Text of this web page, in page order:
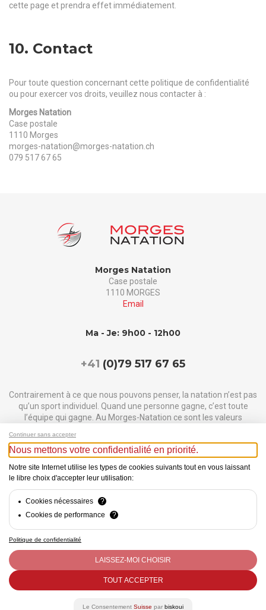
cette page et prendra effet immédiatement.
10. Contact
Pour toute question concernant cette politique de confidentialité
ou pour exercer vos droits, veuillez nous contacter à :
Morges Natation
Case postale
1110 Morges
morges-natation@morges-natation.ch
079 517 67 65
Morges Natation
Case postale
1110 MORGES
Email
Ma - Je: 9h00 - 12h00
+41 (0)79 517 67 65
Contrairement à ce que nous pouvons penser, la natation n’est pas
qu’un sport individuel. Quand une personne gagne, c’est toute
l’équipe qui gagne. Au Morges-Natation ce sont les valeurs
essayons d’inculquer à tous nos nageurs.
Notre but principal est de faire découvrir aux gens la beauté de ce
sport, d’apprivoiser ce nouvel élément qu’est l’eau. Mais le club ne
se limite pas aux entrainements et fournit une ambiance
chaleureuse à chaque événement.
Continuer sans accepter
Nous mettons votre confidentialité en priorité.
Notre site Internet utilise les types de cookies suivants tout en vous laissant
le libre choix d'accepter leur utilisation:
Cookies nécessaires
?
Cookies de performance
?
Politique de confidentialité
LAISSEZ-MOI CHOISIR
TOUT ACCEPTER
Le Consentement Suisse par biskoui